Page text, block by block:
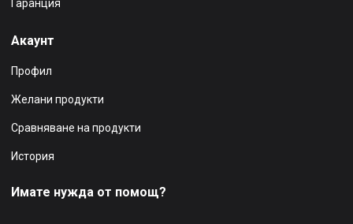
Гаранция
Акаунт
Профил
Желани продукти
Сравняване на продукти
История
Имате нужда от помощ?